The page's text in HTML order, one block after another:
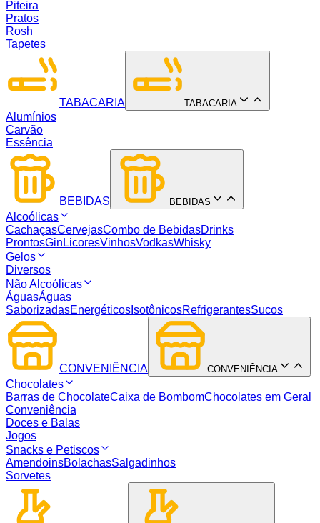
Piteira
Pratos
Rosh
Tapetes
TABACARIA TABACARIA
Alumínios
Carvão
Essência
BEBIDAS BEBIDAS
Alcoólicas
CachaçasCervejasCombo de BebidasDrinks
ProntosGin LicoresVinhosVodkasWhisky
Gelos
Diversos
Não Alcoólicas
ÁguasÁguas
SaborizadasEnergéticos IsotônicosRefrigerantesSucos
CONVENIÊNCIA CONVENIÊNCIA
Chocolates
Barras de ChocolateCaixa de BombomChocolates em Geral
Conveniência
Doces e Balas
Jogos
Snacks e Petiscos
AmendoinsBolachasSalgadinhos
Sorvetes